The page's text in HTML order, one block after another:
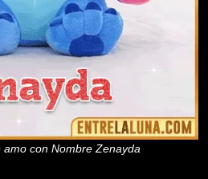
amo con Nombre Zenayda